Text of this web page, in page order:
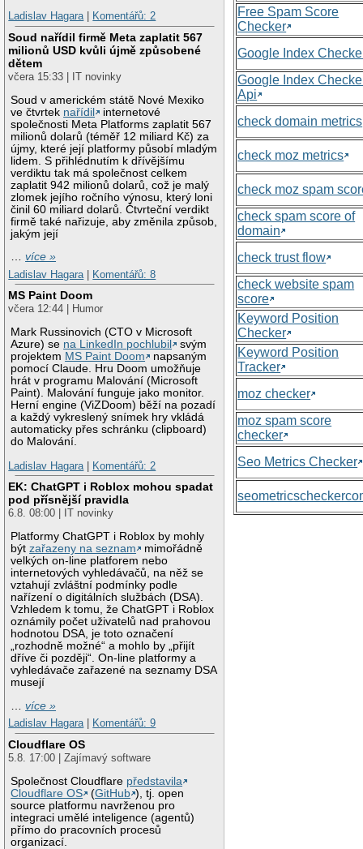
Ladislav Hagara| Komentářů: 2
Soud nařídil firmě Meta zaplatit 567
milionů USD kvůli újmě způsobené
dětem
včera 15:33 | IT novinky
Soud v americkém státě Nové Mexiko
ve čtvrtek nařídil
internetové
společnosti Meta Platforms zaplatit 567
milionů dolarů (téměř 12 miliard Kč) za
újmy, které její platformy působí mladým
lidem. S přihlédnutím k dřívějšímu
verdiktu tak má společnost celkem
zaplatit 942 milionů dolarů, což je malý
zlomek jejího ročního výnosu, který loni
činil 60 miliard dolarů. Čtvrteční verdikt
firmě také nařizuje, aby změnila způsob,
jakým její
…více »
Ladislav Hagara
Komentářů: 8
MS Paint Doom
včera 12:44 | Humor
Mark Russinovich (CTO v Microsoft
Azure) se na LinkedIn pochlubil
svým
projektem MS Paint Doom
napsaným
pomocí Claude. Hru Doom umožňuje
hrát v programu Malování (Microsoft
Paint). Malování funguje jako monitor.
Herní engine (ViZDoom) běží na pozadí
a každý vykreslený snímek hry vkládá
automaticky přes schránku (clipboard)
do Malování.
Ladislav Hagara
Komentářů: 2
EK: ChatGPT i Roblox mohou spadat
pod přísnější pravidla
6.8. 08:00 | IT novinky
Platformy ChatGPT i Roblox by mohly
býtzařazeny na seznam
mimořádně
velkých on-line platforem nebo
internetových vyhledávačů, na něž se
vztahují zvláštní podmínky podle
nařízení o digitálních službách (DSA).
Vzhledem k tomu, že ChatGPT i Roblox
oznámily počet uživatelů nad prahovou
hodnotou DSA, je toto označení
„rozhodně možné“ a mohlo by „přijít
dříve či později“. On-line platformy a
vyhledávače zařazené na seznamy DSA
musejí
…více »
Ladislav Hagara| Komentářů: 9
Cloudflare OS
5.8. 17:00 | Zajímavý software
Společnost Cloudflare představila
Cloudflare OS
(GitHub ), tj. open
source platformu navrženou pro
integraci umělé inteligence (agentů)
přímo do pracovních procesů
organizací.
Free Spam Score
Checker
Google Index
Google Index
Api
check domain metrics
check moz metrics
check moz spam
check spam score of
domain
check trust flow
check website spam
score
Keyword Position
Checker
Keyword Position
Tracker
moz checker
moz spam score
checker
Seo Metrics Checker